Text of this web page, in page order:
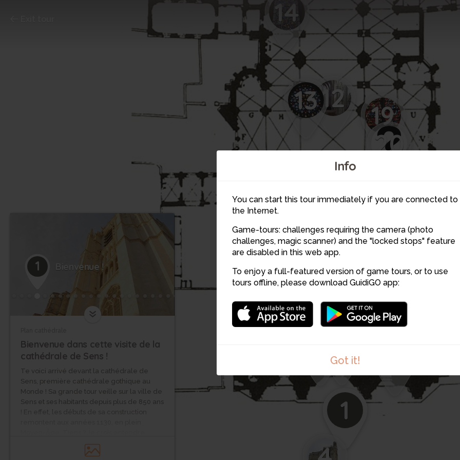
Info
You can start this tour immediately if you are connected to
the Internet.
Game-tours: challenges requiring the camera (photo
challenges, magic scanner) and the "locked stops" feature
are disabled in this web app.
To enjoy a full-featured version of game tours, or to use
tours offline, please download GuidiGO app:
Got it!
1
8
9
10
11
12
13
14
19
20
21
1 Bienvenue !
Bienvenue dans cette visite de la
cathédrale de Sens !
Te voici arrivé devant la cathédrale de
Sens, première cathédrale gothique au
Monde ! Sa grande tour veille sur la ville de
Sens et ses habitants depuis plus de 850 ans
! En effet, les débuts de sa construction
quelqu’un qui t’appelle… Avance vers le
portail central de la cathédrale, et cherche